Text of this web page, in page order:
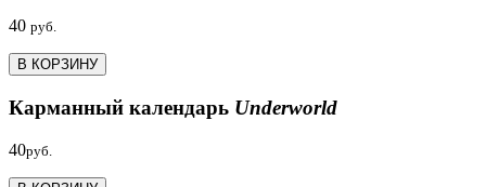
40 руб.
В КОРЗИНУ
Карманный календарь Underworld
40руб.